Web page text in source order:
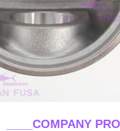
____COMPANY